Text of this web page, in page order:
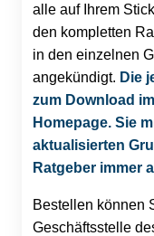
alle auf Ihrem
den kompletten
in den einzelnen
angekündigt. Die
zum Download
Homepage. Sie
aktualisierten
Ratgeber immer
Bestellen können
Geschäftsstelle